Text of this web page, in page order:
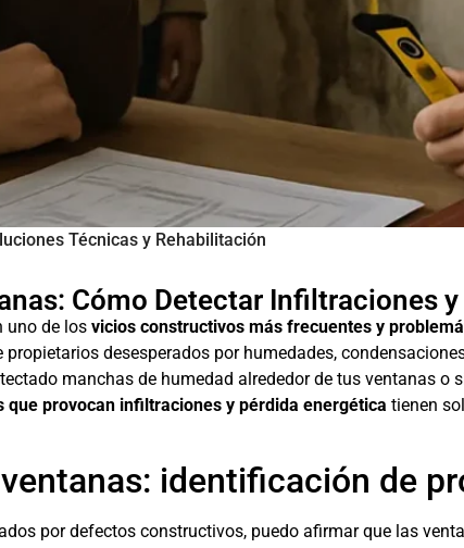
Técnicas y Rehabilitación
Cómo Detectar Infiltraciones
uno de los vicios constructivos más frecuentes y
desesperados por humedades,
manchas de humedad alrededor de tus ventanas o
que provocan infiltraciones y pérdida energética tienen
identificación de
por defectos constructivos, puedo afirmar que las